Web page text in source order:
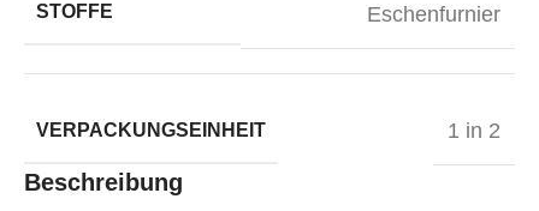
STOFFE
Eschenfurnier
VERPACKUNGSEINHEIT 1 in 2
Beschreibung